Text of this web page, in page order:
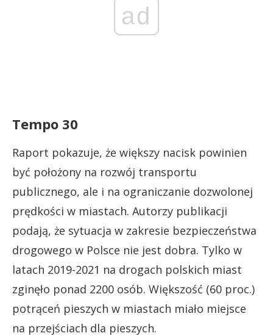
ad
Tempo 30
Raport pokazuje, że większy nacisk powinien
być położony na rozwój transportu
publicznego, ale i na ograniczanie dozwolonej
prędkości w miastach. Autorzy publikacji
podają, że sytuacja w zakresie bezpieczeństwa
drogowego w Polsce nie jest dobra. Tylko w
latach 2019-2021 na drogach polskich miast
zginęło ponad 2200 osób. Większość (60 proc.)
potrąceń pieszych w miastach miało miejsce
na przejściach dla pieszych.